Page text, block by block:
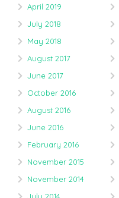
April 2019
July 2018
May 2018
August 2017
June 2017
October 2016
August 2016
June 2016
February 2016
November 2015
November 2014